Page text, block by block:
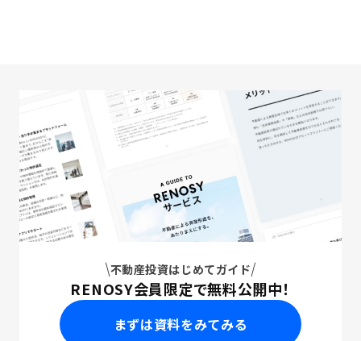
不動産投資はじめてガイド
RENOSY会員限定で無料公開中！
まずは資料をみてみる